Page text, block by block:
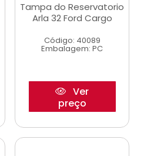
Tampa do Reservatorio
Arla 32 Ford Cargo
Código: 40089
Embalagem: PC
Ver
preço